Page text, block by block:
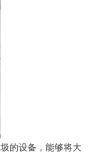
的设备，能够将大